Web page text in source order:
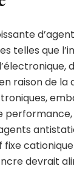
telles que
raison de la
fixe
devrait